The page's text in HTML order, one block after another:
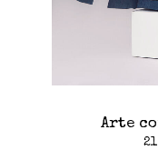
Arte